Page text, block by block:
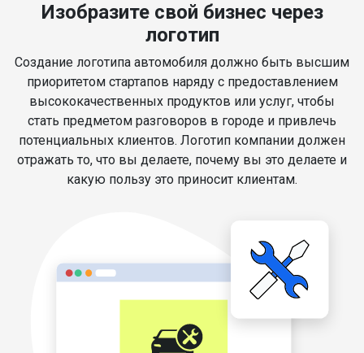
Изобразите свой бизнес через
логотип
Создание логотипа автомобиля должно быть высшим
приоритетом стартапов наряду с предоставлением
высококачественных продуктов или услуг, чтобы
стать предметом разговоров в городе и привлечь
потенциальных клиентов. Логотип компании должен
отражать то, что вы делаете, почему вы это делаете и
какую пользу это приносит клиентам.